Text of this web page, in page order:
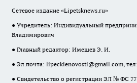
Сетевое издание «Lipetsknews.ru»
● Учредитель: Индивидуальный
Владимирович
● Главный редактор: Имешев Э. И.
● Эл.почта: lipeckienovosti@gmail.com,
● Свидетельство о регистрации ЭЛ № ФС 77